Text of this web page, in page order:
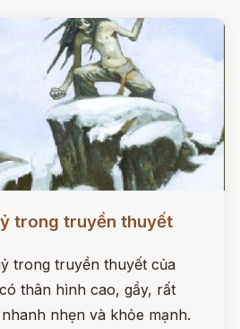
trong truyền thuyết
trong truyền thuyết của
thân hình cao, gầy, rất
nhẹn và khỏe mạnh.